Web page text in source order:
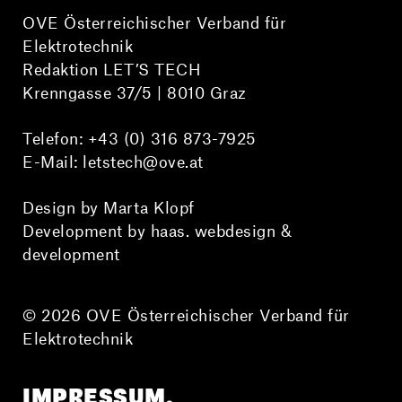
OVE Österreichischer Verband für
Elektrotechnik
Redaktion LET’S TECH
Krenngasse 37/5 | 8010 Graz
Telefon: +43 (0) 316 873-7925
E-Mail: letstech@ove.at
Design by Marta Klopf
Development by haas. webdesign &
development
© 2026 OVE Österreichischer Verband für
Elektrotechnik